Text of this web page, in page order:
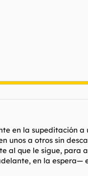
en la supeditación a
unos a otros sin
al que le sigue, para
en la espera—